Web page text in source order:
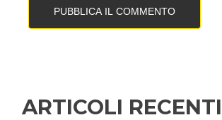
ARTICOLI RECENTI